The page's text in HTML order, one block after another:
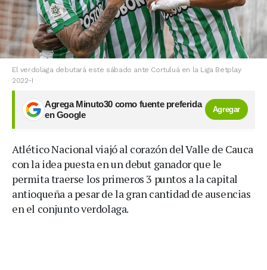
El verdolaga debutará este sábado ante Cortuluá en la Liga Betplay
2022-I
Agrega Minuto30 como fuente preferida
en Google
Agregar
Atlético Nacional viajó al corazón del Valle de Cauca
con la idea puesta en un debut ganador que le
permita traerse los primeros 3 puntos a la capital
antioqueña a pesar de la gran cantidad de ausencias
en el conjunto verdolaga.